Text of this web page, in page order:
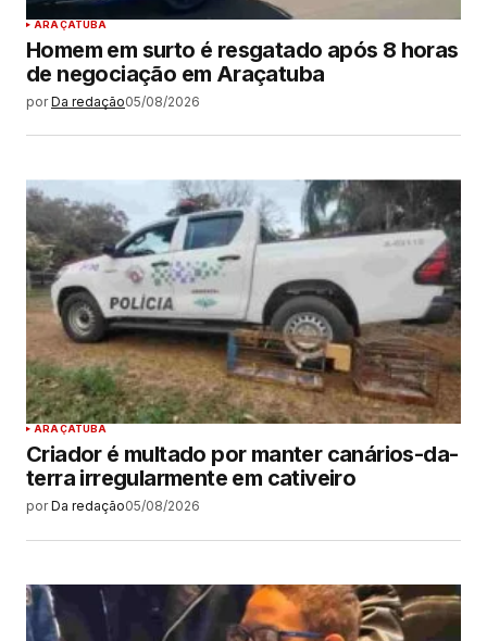
ARAÇATUBA
Homem em surto é resgatado após 8 horas
de negociação em Araçatuba
por Da redação05/08/2026
ARAÇATUBA
Criador é multado por manter canários-da-
terra irregularmente em cativeiro
por Da redação05/08/2026